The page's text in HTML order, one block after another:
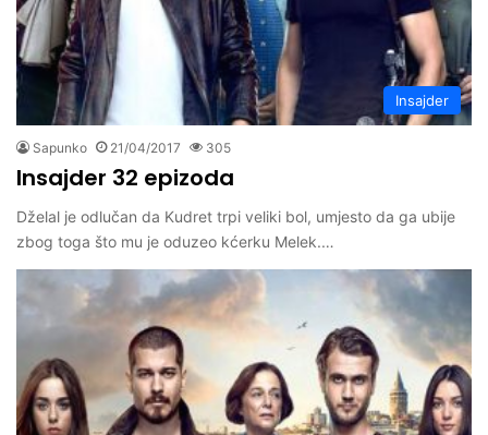
Insajder
Sapunko 21/04/2017 305
Insajder 32 epizoda
Dželal je odlučan da Kudret trpi veliki bol, umjesto da ga ubije
zbog toga što mu je oduzeo kćerku Melek.…